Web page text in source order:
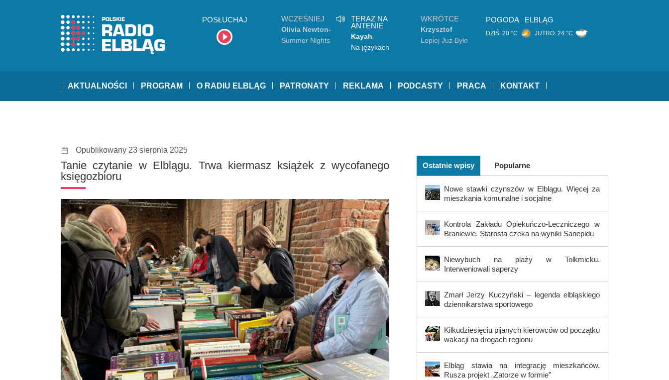
POSŁUCHAJ WCZEŚNIEJ
Olivia Newton-
John, John
Travolta
Summer Nights
TERAZ NA
ANTENIE
Kayah
Na językach
WKRÓTCE
Krzysztof
Zalewski
Lepiej Już Było
POGODA ELBLĄG
DZIŚ: 20 °C JUTRO: 24 °C
AKTUALNOŚCI PROGRAM O RADIU ELBLĄG PATRONATY REKLAMA PODCASTY PRACA KONTAKT
Opublikowany 23 sierpnia 2025
Tanie czytanie w Elblągu. Trwa kiermasz książek z wycofanego
księgozbioru
Ostatnie wpisy Popularne
Nowe stawki czynszów w Elblągu. Więcej za
mieszkania komunalne i socjalne
Kontrola Zakładu Opiekuńczo-Leczniczego w
Braniewie. Starosta czeka na wyniki Sanepidu
Niewybuch na plaży w Tolkmicku.
Interweniowali saperzy
Zmarł Jerzy Kuczyński – legenda elbląskiego
dziennikarstwa sportowego
Kilkudziesięciu pijanych kierowców od początku
wakacji na drogach regionu
Elbląg stawia na integrację mieszkańców.
Rusza projekt „Zatorze w formie”